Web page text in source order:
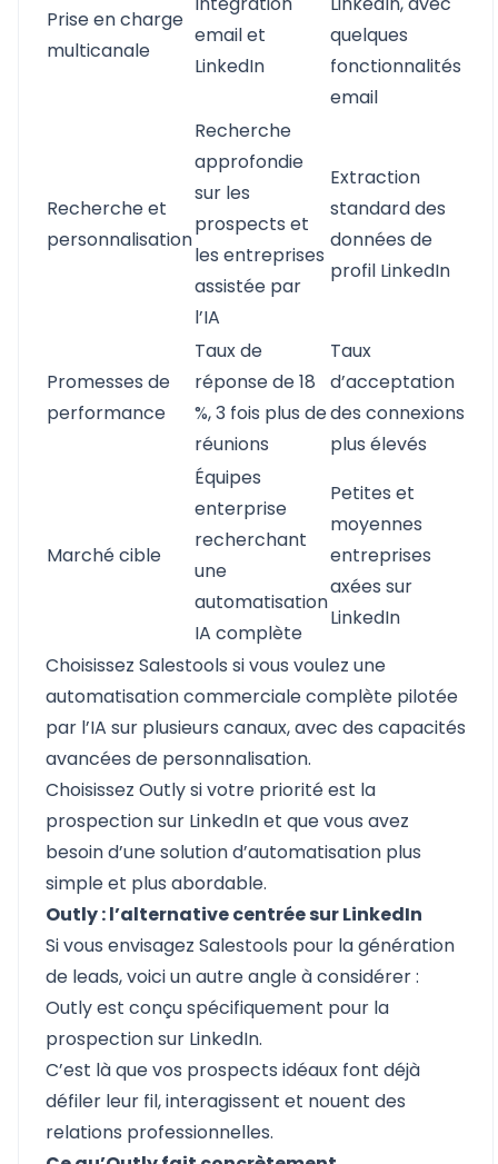
Prise en charge
multicanale
email et
LinkedIn
quelques
fonctionnalités
email
Recherche et
personnalisation
Recherche
approfondie
sur les
prospects et
les entreprises
assistée par
l’IA
Extraction
standard des
données de
profil LinkedIn
Promesses de
performance
Taux de
réponse de 18
%, 3 fois plus de
réunions
Taux
d’acceptation
des connexions
plus élevés
Marché cible
Équipes
enterprise
recherchant
une
automatisation
IA complète
Petites et
moyennes
entreprises
axées sur
LinkedIn
Choisissez Salestools si vous voulez une
automatisation commerciale complète pilotée
par l’IA sur plusieurs canaux, avec des capacités
avancées de personnalisation.
Choisissez Outlysi votre priorité est la
prospection sur LinkedIn et que vous avez
besoin d’une solution d’automatisation plus
simple et plus abordable.
Outly : l’alternative centrée sur LinkedIn
Si vous envisagez Salestools pour la génération
de leads, voici un autre angle à considérer :
Outly est conçu spécifiquement pour la
prospection sur LinkedIn.
C’est là que vos prospects idéaux font déjà
défiler leur fil, interagissent et nouent des
relations professionnelles.